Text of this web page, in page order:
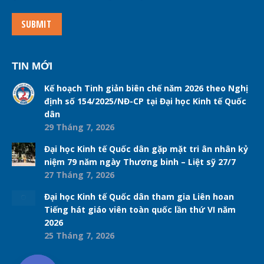
SUBMIT
TIN MỚI
Kế hoạch Tinh giản biên chế năm 2026 theo Nghị
định số 154/2025/NĐ-CP tại Đại học Kinh tế Quốc
dân
29 Tháng 7, 2026
Đại học Kinh tế Quốc dân gặp mặt tri ân nhân kỷ
niệm 79 năm ngày Thương binh – Liệt sỹ 27/7
27 Tháng 7, 2026
Đại học Kinh tế Quốc dân tham gia Liên hoan
Tiếng hát giáo viên toàn quốc lần thứ VI năm
2026
25 Tháng 7, 2026